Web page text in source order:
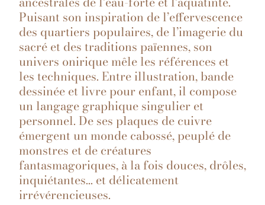
Puisant son inspiration de l’effervescence
des quartiers populaires, de l’imagerie du
sacré et des traditions païennes, son
univers onirique mêle les références et
les techniques. Entre illustration, bande
dessinée et livre pour enfant, il compose
un langage graphique singulier et
personnel. De ses plaques de cuivre
émergent un monde cabossé, peuplé de
monstres et de créatures
fantasmagoriques, à la fois douces, drôles,
inquiétantes… et délicatement
irrévérencieuses.